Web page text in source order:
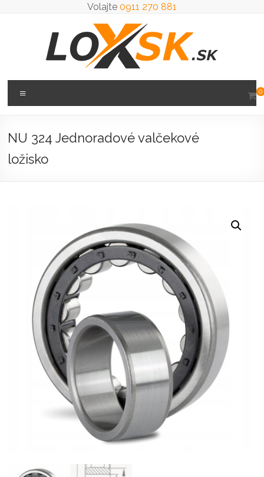
Volajte 0911 270 881
Loxsk
predaj
0
NU 324 Jednoradové valčekové
ložisko